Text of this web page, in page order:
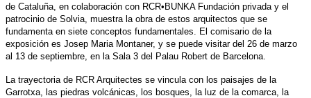
de Cataluña, en colaboración con RCR•BUNKA Fundación privada y el
patrocinio de Solvia, muestra la obra de estos arquitectos que se
fundamenta en siete conceptos fundamentales. El comisario de la
exposición es Josep Maria Montaner, y se puede visitar del 26 de marzo
al 13 de septiembre, en la Sala 3 del Palau Robert de Barcelona.
La trayectoria de RCR Arquitectes se vincula con los paisajes de la
Garrotxa, las piedras volcánicas, los bosques, la luz de la comarca, la